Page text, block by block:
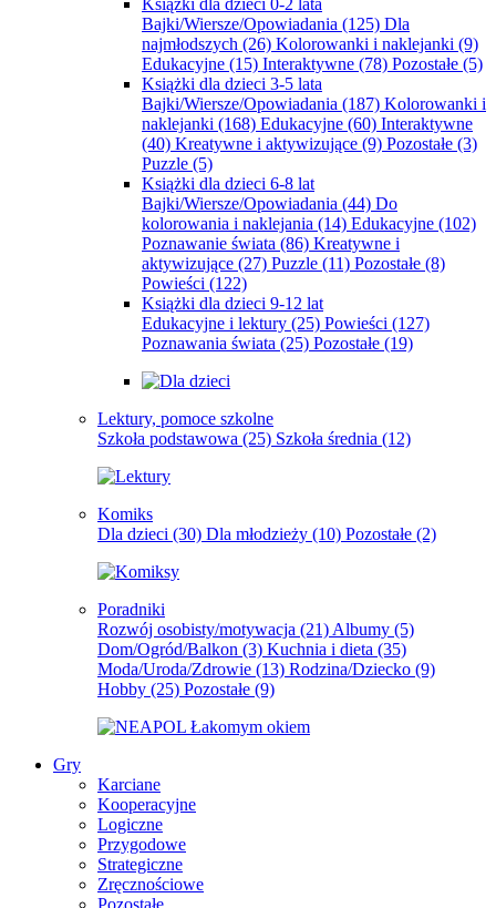
Książki dla dzieci 0-2 lata
Bajki/Wiersze/Opowiadania (125) Dla
najmłodszych (26) Kolorowanki i naklejanki (9)
Edukacyjne (15) Interaktywne (78) Pozostałe (5)
Książki dla dzieci 3-5 lata
Bajki/Wiersze/Opowiadania (187) Kolorowanki i
naklejanki (168) Edukacyjne (60) Interaktywne
(40) Kreatywne i aktywizujące (9) Pozostałe (3)
Puzzle (5)
Książki dla dzieci 6-8 lat
Bajki/Wiersze/Opowiadania (44) Do
kolorowania i naklejania (14) Edukacyjne (102)
Poznawanie świata (86) Kreatywne i
aktywizujące (27) Puzzle (11) Pozostałe (8)
Powieści (122)
Książki dla dzieci 9-12 lat
Edukacyjne i lektury (25) Powieści (127)
Poznawania świata (25) Pozostałe (19)
Lektury, pomoce szkolne
Szkoła podstawowa (25) Szkoła średnia (12)
Komiks
Dla dzieci (30) Dla młodzieży (10) Pozostałe (2)
Poradniki
Rozwój osobisty/motywacja (21) Albumy (5)
Dom/Ogród/Balkon (3) Kuchnia i dieta (35)
Moda/Uroda/Zdrowie (13) Rodzina/Dziecko (9)
Hobby (25) Pozostałe (9)
Gry
Karciane
Kooperacyjne
Logiczne
Przygodowe
Strategiczne
Zręcznościowe
Pozostałe